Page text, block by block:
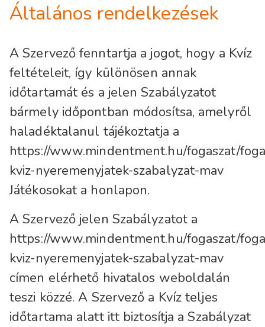
Általános rendelkezések
A Szervező fenntartja a jogot, hogy a Kvíz
feltételeit, így különösen annak
időtartamát és a jelen Szabályzatot
bármely időpontban módosítsa, amelyről
haladéktalanul tájékoztatja a
https://www.mindentment.hu/fogaszat/
kviz-nyeremenyjatek-szabalyzat-mav
Játékosokat a honlapon.
A Szervező jelen Szabályzatot a
https://www.mindentment.hu/fogaszat/
kviz-nyeremenyjatek-szabalyzat-mav
címen elérhető hivatalos weboldalán
teszi közzé. A Szervező a Kvíz teljes
időtartama alatt itt biztosítja a Szabályzat